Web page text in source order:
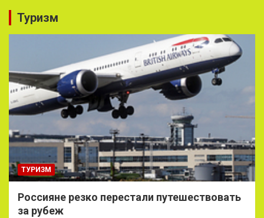
Туризм
ТУРИЗМ
Россияне резко перестали путешествовать
за рубеж